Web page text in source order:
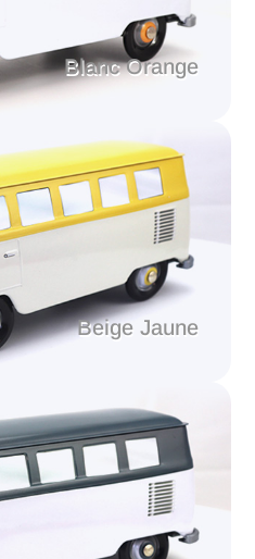
Blanc Orange
Beige Jaune